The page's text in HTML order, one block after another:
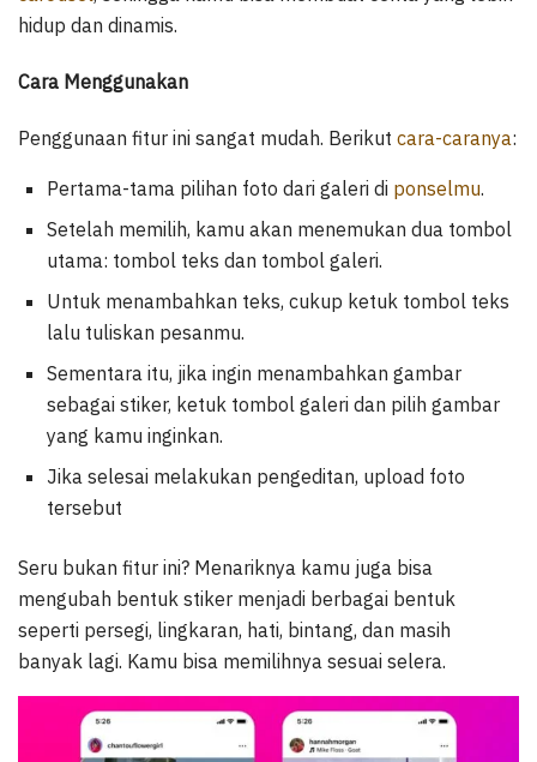
hidup dan dinamis.
Cara Menggunakan
Penggunaan fitur ini sangat mudah. Berikut cara-caranya:
Pertama-tama pilihan foto dari galeri di ponselmu.
Setelah memilih, kamu akan menemukan dua tombol
utama: tombol teks dan tombol galeri.
Untuk menambahkan teks, cukup ketuk tombol teks
lalu tuliskan pesanmu.
Sementara itu, jika ingin menambahkan gambar
sebagai stiker, ketuk tombol galeri dan pilih gambar
yang kamu inginkan.
Jika selesai melakukan pengeditan, upload foto
tersebut
Seru bukan fitur ini? Menariknya kamu juga bisa
mengubah bentuk stiker menjadi berbagai bentuk
seperti persegi, lingkaran, hati, bintang, dan masih
banyak lagi. Kamu bisa memilihnya sesuai selera.